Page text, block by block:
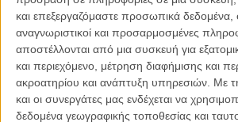
και επεξεργαζόμαστε προσωπικά δεδομένα,
αναγνωριστικοί και προσαρμοσμένες
αποστέλλονται από μια συσκευή για
και περιεχόμενο, μέτρηση διαφήμισης και
ακροατηρίου και ανάπτυξη υπηρεσιών. Με
και οι συνεργάτες μας ενδέχεται να
δεδομένα γεωγραφικής τοποθεσίας και
Video από τα γυρίσματα του «The
σινεμά σε απλά βήματα!
ΝΕΑ /09 ΑΥΓ 2011/ Λήδα Γαλανού
Οι National δανείζουν τα τραγούδια
ΝΕΑ / 11 ΣΕΠ 2011 Λήδα Γαλανού